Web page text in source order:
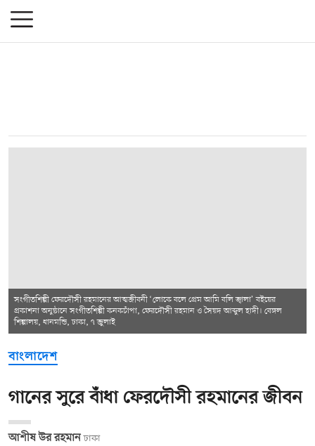
সংগীতশিল্পী ফেরদৌসী রহমানের আত্মজীবনী ‘লোকে বলে প্রেম আমি বলি জ্বালা’ বইয়ের
প্রকাশনা অনুষ্ঠানে সংগীতশিল্পী কনকচাঁপা, ফেরদৌসী রহমান ও সৈয়দ আব্দুল হাদী। বেঙ্গল
শিল্পালয়, ধানমন্ডি, ঢাকা, ৭ জুলাই
বাংলাদেশ
গানের সুরে বাঁধা ফেরদৌসী রহমানের জীবন
আশীষ উর রহমান ঢাকা